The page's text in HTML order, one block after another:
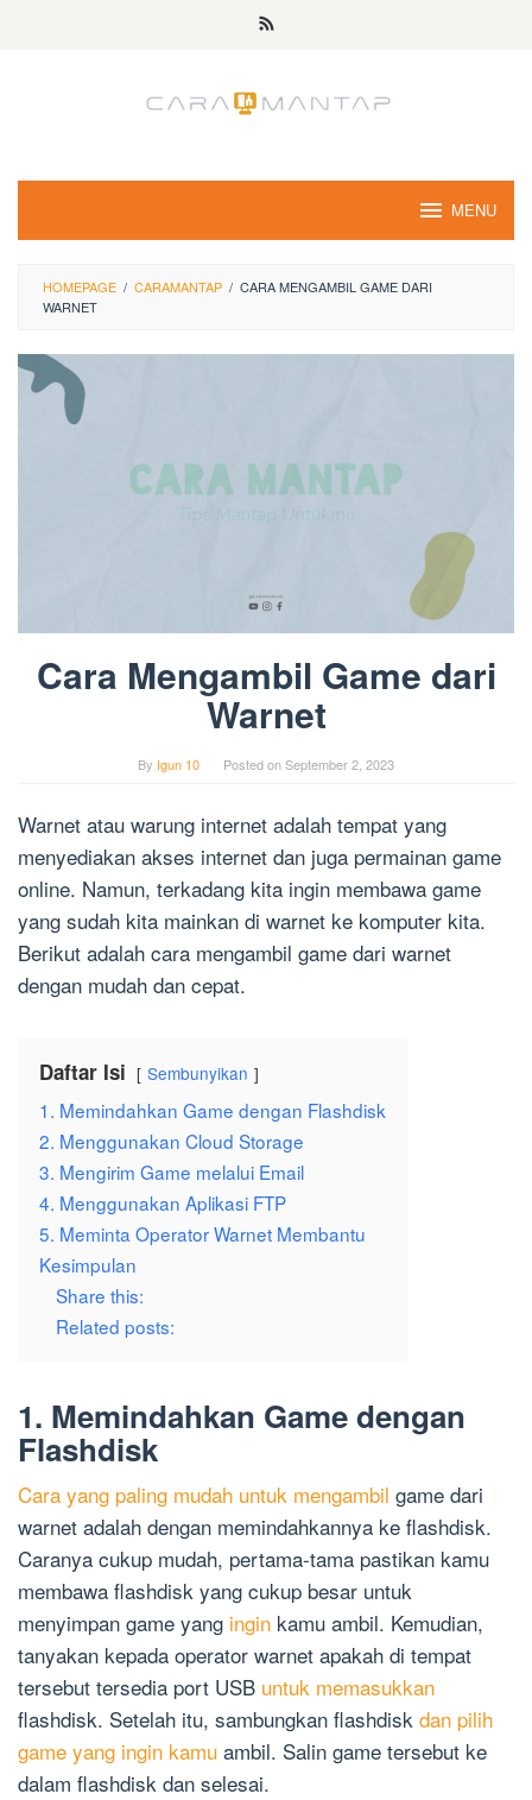
MENU
HOMEPAGE / CARAMANTAP / CARA MENGAMBIL GAME DARI
WARNET
Cara Mengambil Game dari
Warnet
By Igun 10 Posted onSeptember 2, 2023
Warnet atau warung internet adalah tempat yang
menyediakan akses internet dan juga permainan game
online. Namun, terkadang kita ingin membawa game
yang sudah kita mainkan di warnet ke komputer kita.
Berikut adalah cara mengambil game dari warnet
dengan mudah dan cepat.
Daftar Isi Sembunyikan
1. Memindahkan Game dengan Flashdisk
2. Menggunakan Cloud Storage
3. Mengirim Game melalui Email
4. Menggunakan Aplikasi FTP
5. Meminta Operator Warnet Membantu
Kesimpulan
Share this:
Related posts:
1. Memindahkan Game dengan
Flashdisk
Cara yang paling mudah untuk mengambil game dari
warnet adalah dengan memindahkannya ke flashdisk.
Caranya cukup mudah, pertama-tama pastikan kamu
membawa flashdisk yang cukup besar untuk
menyimpan game yang ingin kamu ambil. Kemudian,
tanyakan kepada operator warnet apakah di tempat
tersebut tersedia port USB untuk memasukkan
flashdisk. Setelah itu, sambungkan flashdisk dan pilih
game yang ingin kamu ambil. Salin game tersebut ke
dalam flashdisk dan selesai.